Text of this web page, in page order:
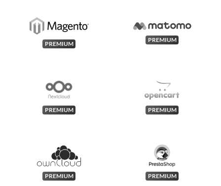
PREMIUM
PREMIUM
PREMIUM PREMIUM
PREMIUM PREMIUM